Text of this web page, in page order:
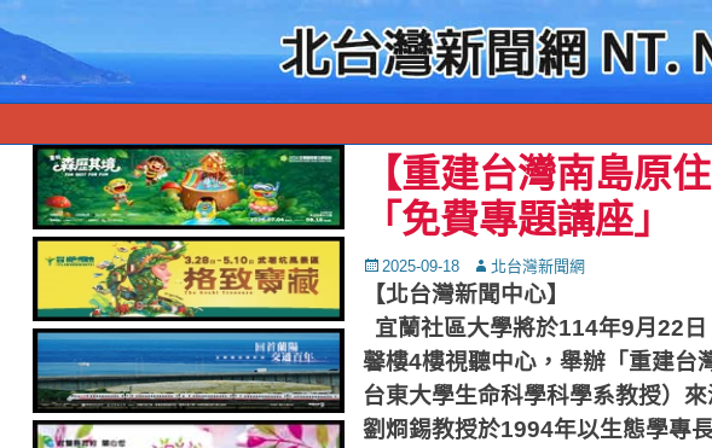
【重建台灣南島原
「免費專題講座」
Posted
on
2025-09-18 Autor北台灣新聞網
【北台灣新聞中心】
宜蘭社區大學將於114年9月 22
馨樓4樓視聽中心，舉辦「重建台
台東大學生命科學科學系教授）來
劉烱錫教授於1994年以生態學專